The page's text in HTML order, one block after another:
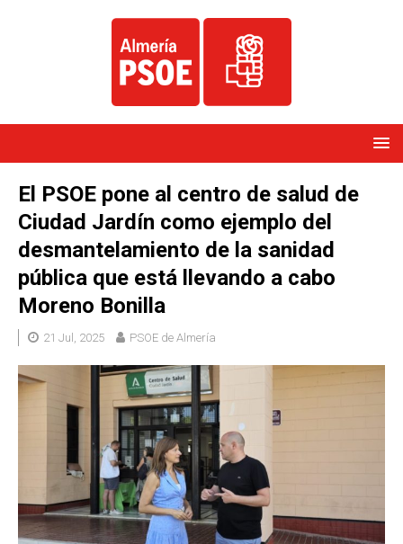
El PSOE pone al centro de salud de
Ciudad Jardín como ejemplo del
desmantelamiento de la sanidad
pública que está llevando a cabo
Moreno Bonilla
21 Jul, 2025 PSOE de Almería